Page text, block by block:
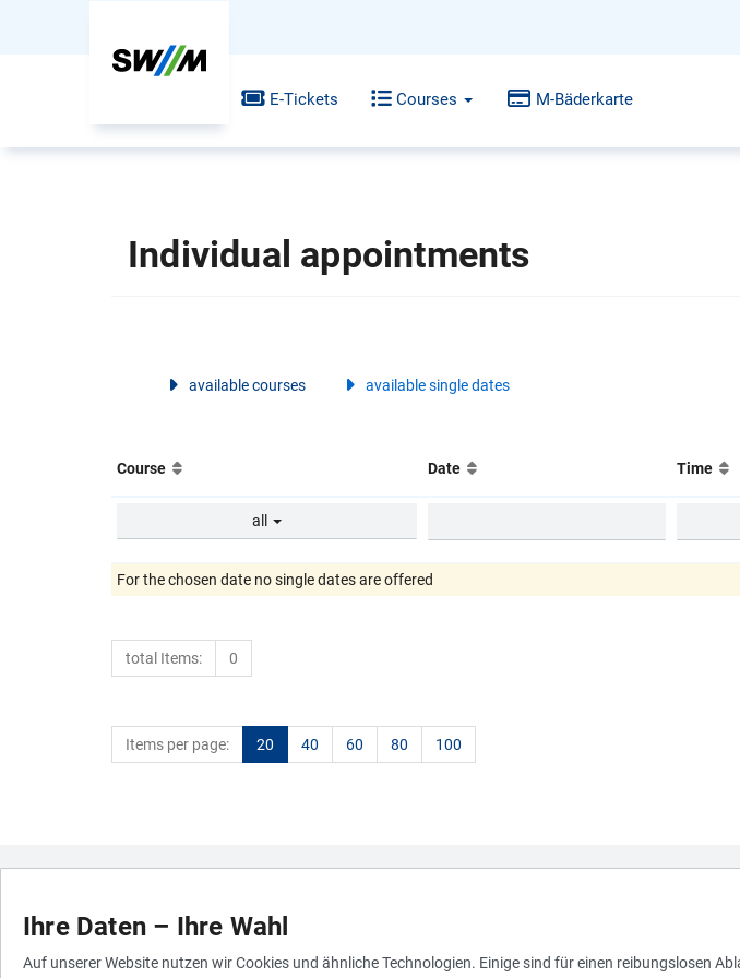
E-Tickets Courses M-Bäderkarte
Individual appointments
available courses available single dates
Course Date Time
all
For the chosen date no single dates are offered
total Items: 0
Items per page: 20 40 60 80 100
Ihre Daten – Ihre Wahl
Auf unserer Website nutzen wir Cookies und ähnliche Technologien. Einige sind für einen reibungslosen